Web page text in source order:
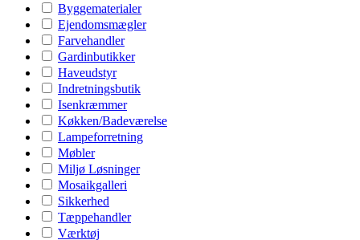
Byggematerialer
Ejendomsmægler
Farvehandler
Gardinbutikker
Haveudstyr
Indretningsbutik
Isenkræmmer
Køkken/Badeværelse
Lampeforretning
Møbler
Miljø Løsninger
Mosaikgalleri
Sikkerhed
Tæppehandler
Værktøj